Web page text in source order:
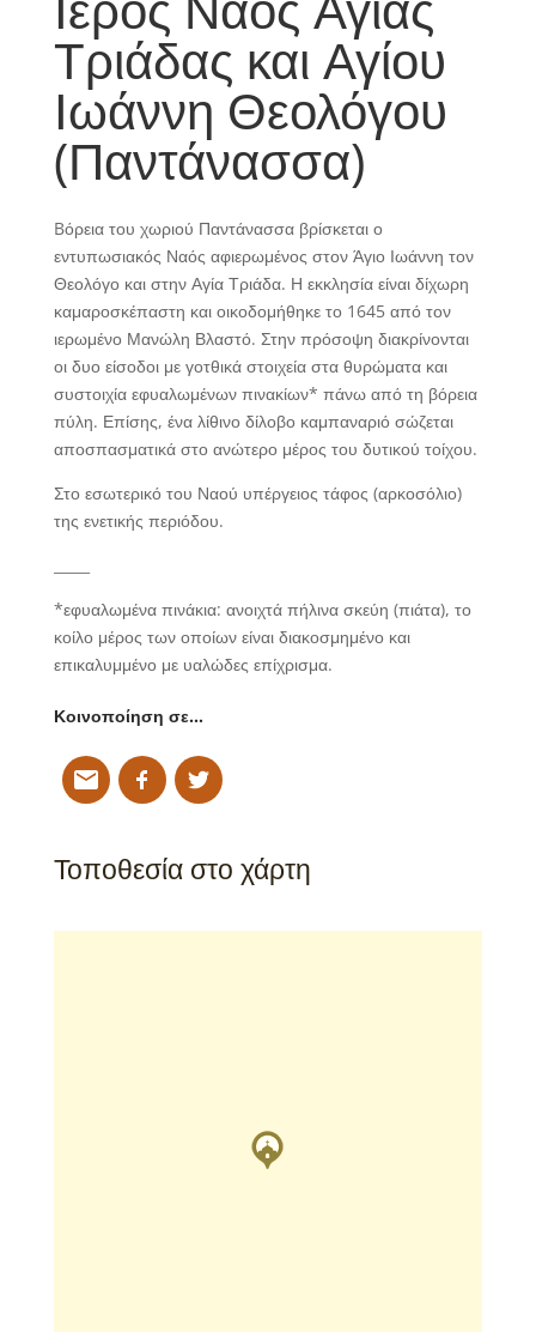
Τριάδας και Αγίου
Ιωάννη Θεολόγου
(Παντάνασσα)
Bόρεια του χωριού Παντάνασσα βρίσκεται ο
εντυπωσιακός Ναός αφιερωμένος στον Άγιο Ιωάννη τον
Θεολόγο και στην Αγία Τριάδα. Η εκκλησία είναι δίχωρη
καμαροσκέπαστη και οικοδομήθηκε το 1645 από τον
ιερωμένο Μανώλη Βλαστό. Στην πρόσοψη διακρίνονται
οι δυο είσοδοι με γοτθικά στοιχεία στα θυρώματα και
συστοιχία εφυαλωμένων πινακίων* πάνω από τη βόρεια
πύλη. Επίσης, ένα λίθινο δίλοβο καμπαναριό σώζεται
αποσπασματικά στο ανώτερο μέρος του δυτικού τοίχου.
Στο εσωτερικό του Ναού υπέργειος τάφος (αρκοσόλιο)
της ενετικής περιόδου.
*εφυαλωμένα πινάκια: ανοιχτά πήλινα σκεύη (πιάτα), το
κοίλο μέρος των οποίων είναι διακοσμημένο και
επικαλυμμένο με υαλώδες επίχρισμα.
Κοινοποίηση σε…
Τοποθεσία στο χάρτη